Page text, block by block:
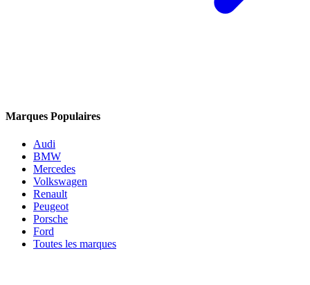
Marques Populaires
Audi
BMW
Mercedes
Volkswagen
Renault
Peugeot
Porsche
Ford
Toutes les marques